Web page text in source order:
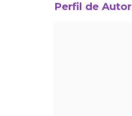
Perfil de Autor